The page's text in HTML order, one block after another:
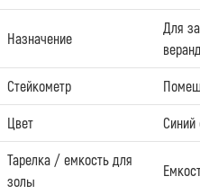
Назначение
Для
Стейкометр
Цвет Синий
Тарелка / емкость для
золы